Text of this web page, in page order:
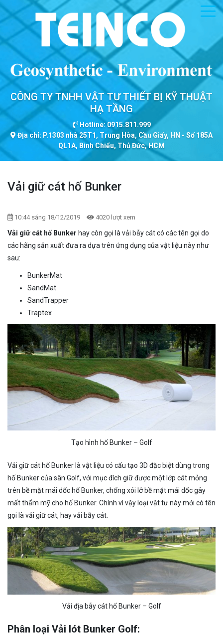
CÔNG TY TNHH VẬT TƯ THIẾT BỊ KỸ THUẬT
HẠ TẦNG
Hotline: 0915.811.999
Địa chỉ: P.1303 nhà 25T1, Trung Hòa, Cầu Giấy, HN - Số 185A
QL1A, Bình Chiểu, Thủ Đức, HCM
Vải giữ cát hố Bunker
10:44 sáng 18/12/2019 4020 lượt xem
Vải giữ cát hố Bunker hay còn gọi là vải bẫy cát có các tên gọi do
các hãng sản xuất đưa ra dựa trên ứng dụng của vật liệu này như
sau:
BunkerMat
SandMat
SandTrapper
Traptex
Tạo hình hố Bunker – Golf
Vải giữ cát hố Bunker là vật liệu có cấu tạo 3D đặc biệt dùng trong
hố Bunker của sân Golf, với mục đích giữ được một lớp cát mỏng
trên bề mặt mái dốc hố Bunker, chống xói lở bề mặt mái dốc gây
mất thẩm mỹ cho hố Bunker. Chính vì vậy loại vật tư này mới có tên
gọi là vải giữ cát, hay vải bẫy cát.
Vải địa bẫy cát hố Bunker – Golf
Phân loại Vải lót Bunker Golf: